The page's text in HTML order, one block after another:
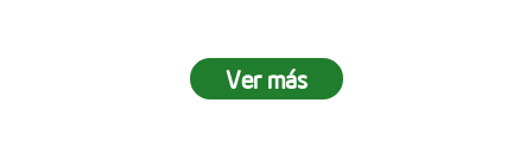
Ver más